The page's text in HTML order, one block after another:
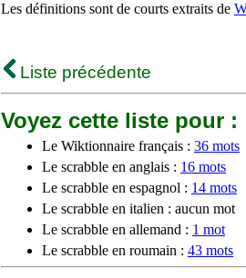
Les définitions sont de courts extraits de
Liste précédente
Voyez cette liste pour :
Le Wiktionnaire français : 36 mots
Le scrabble en anglais : 16 mots
Le scrabble en espagnol : 14 mots
Le scrabble en italien : aucun mot
Le scrabble en allemand : 1 mot
Le scrabble en roumain : 43 mots